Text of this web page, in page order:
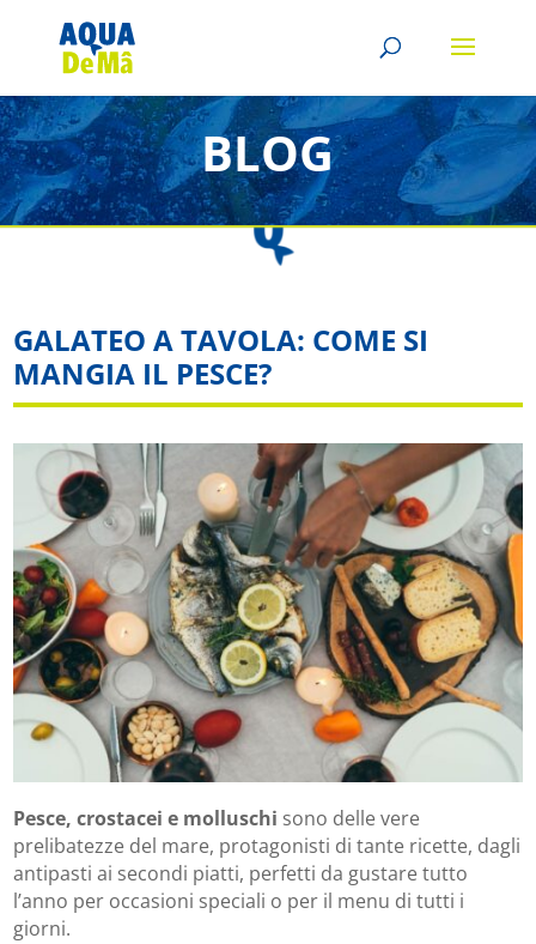
BLOG
GALATEO A TAVOLA: COME SI
MANGIA IL PESCE?
Pesce, crostacei e molluschi sono delle vere
prelibatezze del mare, protagonisti di tante ricette, dagli
antipasti ai secondi piatti, perfetti da gustare tutto
l’anno per occasioni speciali o per il menu di tutti i
giorni.